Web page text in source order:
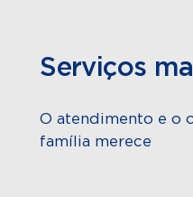
Serviços
O atendimento e o
família merece